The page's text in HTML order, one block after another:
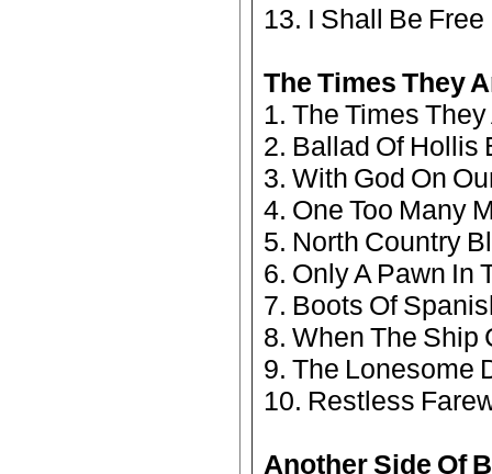
13. I Shall Be Free
The Times They
1. The Times
2. Ballad Of Hollis
3. With God On
4. One Too Many
5. North Country
6. Only A Pawn In
7. Boots Of
8. When The Ship
9. The Lonesome
10. Restless
Another Side Of